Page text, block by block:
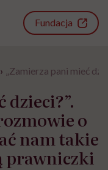
Fundacja
› „Zamierza pani mieć
dzieci?”.
o
nam takie
prawniczki